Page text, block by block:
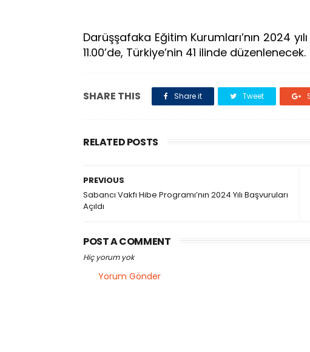
Darüşşafaka Eğitim Kurumları’nın 2024
11.00’de, Türkiye’nin 41 ilinde düzenlenecek.
SHARE THIS Share it Tweet
RELATED POSTS
PREVIOUS
Sabancı Vakfı Hibe Programı’nın 2024 Yılı Başvuruları
Açıldı
POST A COMMENT
Hiç yorum yok
Yorum Gönder